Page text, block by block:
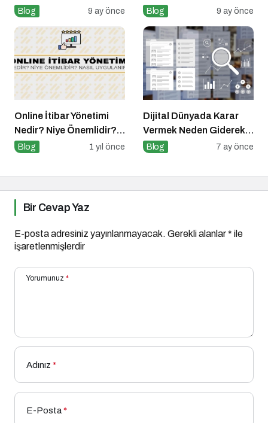
Altın İpucu
Blog 9 ay önce Blog 9 ay önce
Online İtibar Yönetimi
Nedir? Niye Önemlidir?
Online İtibar Yönetimi
Blog 1 yıl önce
Dijital Dünyada Karar
Vermek Neden Giderek
Zorlaşıyor?
Blog 7 ay önce
Bir Cevap Yaz
E-posta adresiniz yayınlanmayacak. Gerekli alanlar* ile
işaretlenmişlerdir
Yorumunuz *
Adınız *
E-Posta*